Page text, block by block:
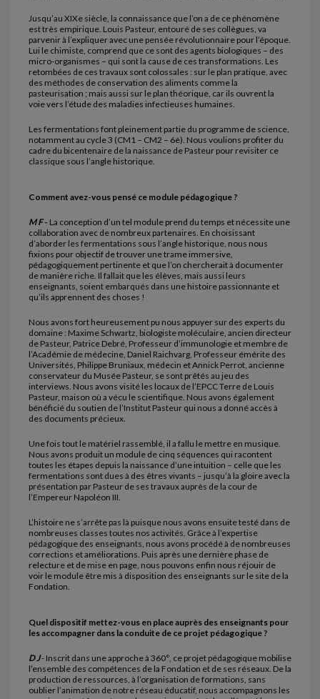
Jusqu’au XIXe siècle, la connaissance que l’on a de ce phénomène
est très empirique. Louis Pasteur, entouré de ses collègues, va
parvenir à l’expliquer avec une pensée révolutionnaire pour l’époque.
Lui le chimiste, comprend que ce sont des agents biologiques – des
micro-organismes – qui sont la cause de ces transformations. Les
retombées de ces travaux sont colossales : sur le plan pratique, avec
des méthodes de conservation des aliments comme la
pasteurisation ; mais aussi sur le plan théorique, car ils ouvrent la
voie vers l’étude des maladies infectieuses humaines.
Les fermentations font pleinement partie du programme de science,
notamment au cycle 3 (CM1 – CM2 – 6è). Nous voulions profiter du
cadre du bicentenaire de la naissance de Pasteur pour revisiter ce
classique sous l’angle historique.
Comment avez-vous pensé ce module pédagogique ?
M F- La conception d’un tel module prend du temps et nécessite une
collaboration avec de nombreux partenaires. En choisissant
d’aborder les fermentations sous l’angle historique, nous nous
fixions pour objectif de trouver une trame immersive,
pédagogiquement pertinente et que l’on chercherait à documenter
de manière riche. Il fallait que les élèves, mais aussi leurs
enseignants, soient embarqués dans une histoire passionnante et
qu’ils apprennent des choses !
Nous avons fort heureusement pu nous appuyer sur des experts du
domaine : Maxime Schwartz, biologiste moléculaire, ancien directeur
de Pasteur, Patrice Debré, Professeur d’immunologie et membre de
l’Académie de médecine, Daniel Raichvarg, Professeur émérite des
Universités, Philippe Bruniaux, médecin et Annick Perrot, ancienne
conservateur du Musée Pasteur, se sont prêtés au jeu des
interviews. Nous avons visité les locaux de l’EPCC Terre de Louis
Pasteur, maison où a vécu le scientifique. Nous avons également
bénéficié du soutien de l’Institut Pasteur qui nous a donné accès à
des documents précieux.
Une fois tout le matériel rassemblé, il a fallu le mettre en musique.
Nous avons produit un module de cinq séquences qui racontent
toutes les étapes depuis la naissance d’une intuition – celle que les
fermentations sont dues à des êtres vivants – jusqu’à la gloire avec la
présentation par Pasteur de ses travaux auprès de la cour de
l’Empereur Napoléon III.
L’histoire ne s’arrête pas là puisque nous avons ensuite testé dans de
nombreuses classes toutes nos activités. Grâce à l’expertise
pédagogique des enseignants, nous avons procédé à de nombreuses
corrections et améliorations. Puis après une dernière phase de
relecture et de mise en page, nous pouvons enfin nous réjouir de
voir le module être mis à disposition des enseignants sur le site de la
Fondation.
Quel dispositif mettez-vous en place auprès des enseignants pour
les accompagner dans la conduite de ce projet pédagogique ?
D J- Inscrit dans une approche à 360°, ce projet pédagogique mobilise
l’ensemble des compétences de la Fondation et de ses réseaux. De la
production de ressources, à l’organisation de formations, sans
oublier l’animation de notre réseau éducatif, nous accompagnons les